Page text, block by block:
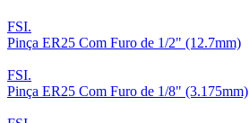
FSI.
Pinça ER25 Com Furo de 1/2" (12.7mm)
FSI.
Pinça ER25 Com Furo de 1/8" (3.175mm)